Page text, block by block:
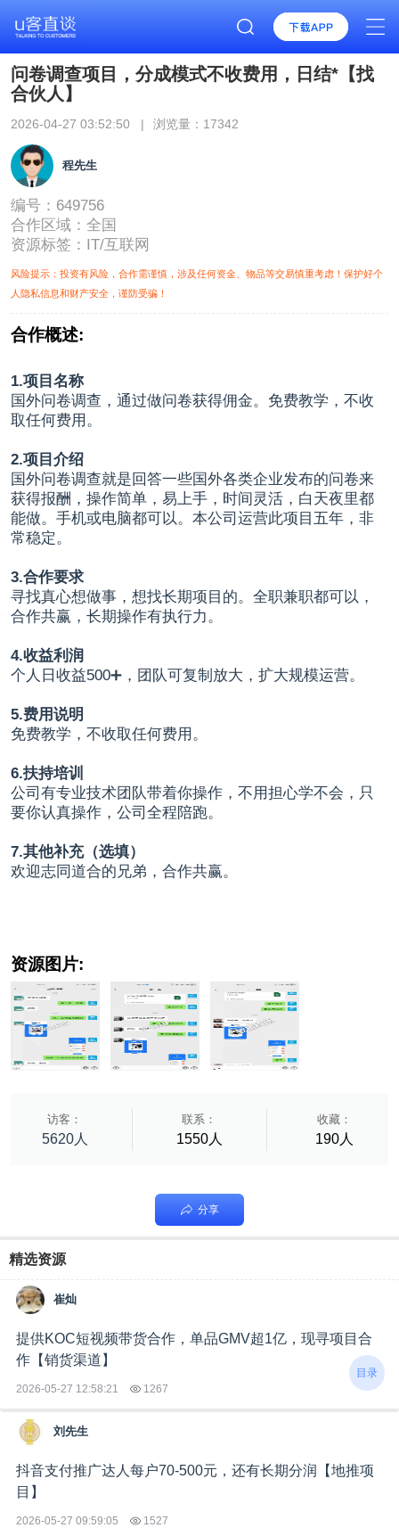
问卷调查项目，分成模式不收费用，日结*【找
合伙人】
2026-04-27 03:52:50 | 浏览量：17342
程先生
编号：649756
合作区域： 全国
资源标签： IT/互联网
风险提示：投资有风险，合作需谨慎，涉及任何资金、物品等交易慎重考虑！保护好个
人隐私信息和财产安全，谨防受骗！
合作概述:
1.项目名称
国外问卷调查，通过做问卷获得佣金。免费教学，不收
取任何费用。
2.项目介绍
国外问卷调查就是回答一些国外各类企业发布的问卷来
获得报酬，操作简单，易上手，时间灵活，白天夜里都
能做。手机或电脑都可以。本公司运营此项目五年，非
常稳定。
3.合作要求
寻找真心想做事，想找长期项目的。全职兼职都可以，
合作共赢，长期操作有执行力。
4.收益利润
个人日收益500➕，团队可复制放大，扩大规模运营。
5.费用说明
免费教学，不收取任何费用。
6.扶持培训
公司有专业技术团队带着你操作，不用担心学不会，只
要你认真操作，公司全程陪跑。
7.其他补充（选填）
欢迎志同道合的兄弟，合作共赢。
资源图片:
访客：
5620人
联系：
1550人
收藏：
190人
分享
精选资源
崔灿
提供KOC短视频带货合作，单品GMV超1亿，现寻项目合
作【销货渠道】
2026-05-27 12:58:21 1267
刘先生
抖音支付推广达人每户70-500元，还有长期分润【地推项
目】
2026-05-27 09:59:05 1527
目录